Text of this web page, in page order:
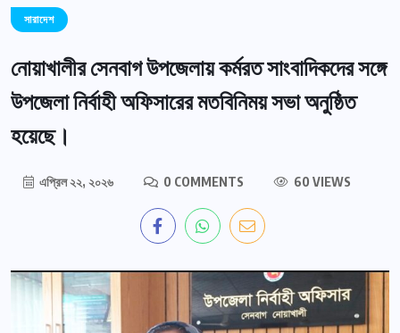
সারাদেশ
নোয়াখালীর সেনবাগ উপজেলায় কর্মরত সাংবাদিকদের সঙ্গে
উপজেলা নির্বাহী অফিসারের মতবিনিময় সভা অনুষ্ঠিত
হয়েছে।
এপ্রিল ২২, ২০২৬ 0 COMMENTS 60 VIEWS